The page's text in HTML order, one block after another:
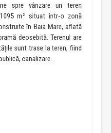
spre vânzare un teren
m² situat într-o zonă
în Baia Mare, aflată
deosebită. Terenul are
sunt trase la teren, fiind
canalizare…